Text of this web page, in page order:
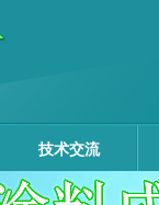
技术交流